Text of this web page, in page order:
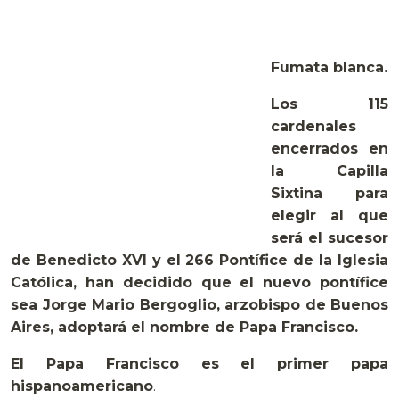
Fumata blanca.
Los 115
cardenales
encerrados en
la Capilla
Sixtina para
elegir al que
será el sucesor
de Benedicto XVI y el 266 Pontífice de la Iglesia
Católica, han decidido que el nuevo pontífice
sea Jorge Mario Bergoglio, arzobispo de Buenos
Aires, adoptará el nombre de Papa Francisco.
El Papa Francisco es el primer papa
hispanoamericano.